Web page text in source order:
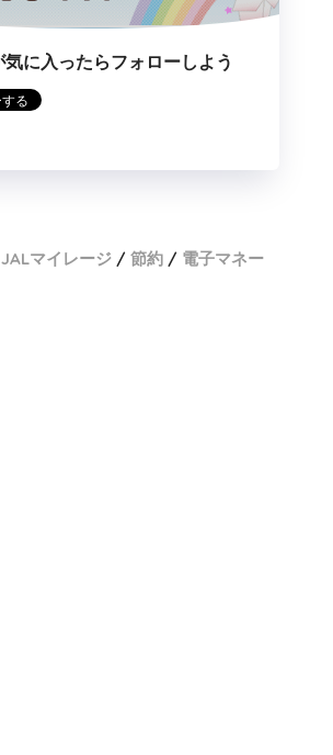
気に入ったらフォローしよう
JALマイレージ 節約 電子マネー